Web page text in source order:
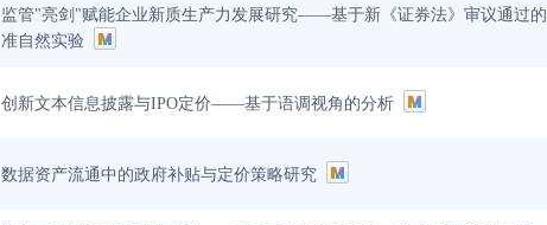
监管"亮剑"赋能企业新质生产力发展研究——基于新《证券法》审议通过的
准自然实验
创新文本信息披露与IPO定价——基于语调视角的分析
数据资产流通中的政府补贴与定价策略研究